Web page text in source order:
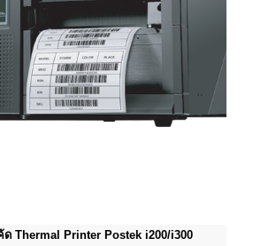
ด Thermal Printer Postek i200/i300